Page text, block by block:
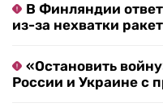
В Финляндии
из-за нехватки
«Остановить
России и Украине с